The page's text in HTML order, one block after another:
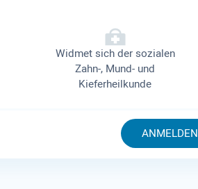
Widmet sich der sozialen
Zahn-, Mund- und
Kieferheilkunde
ANMELDEN